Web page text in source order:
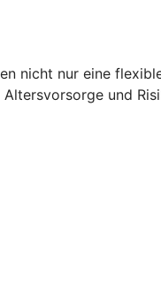
nicht nur eine
und